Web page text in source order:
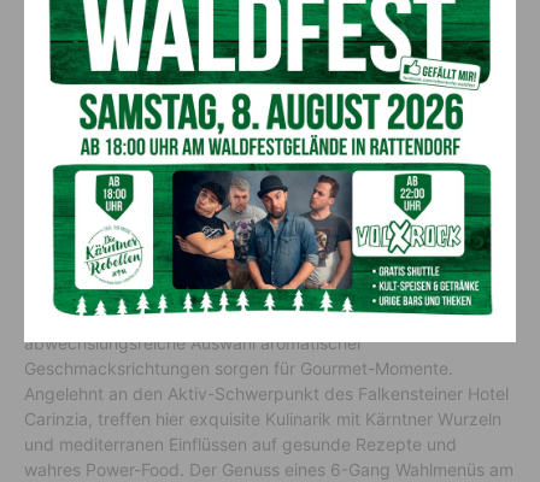
Genussmomente im
Falkensteiner Hotel &
Spa Carinzia
Kärntner Aktiv-Kulinarik
Hochwertige Zutaten, sorgfältige Zubereitung und eine
abwechslungsreiche Auswahl aromatischer
Geschmacksrichtungen sorgen für Gourmet-Momente.
Angelehnt an den Aktiv-Schwerpunkt des Falkensteiner Hotel
Carinzia, treffen hier exquisite Kulinarik mit Kärntner Wurzeln
und mediterranen Einflüssen auf gesunde Rezepte und
wahres Power-Food. Der Genuss eines 6-Gang Wahlmenüs am